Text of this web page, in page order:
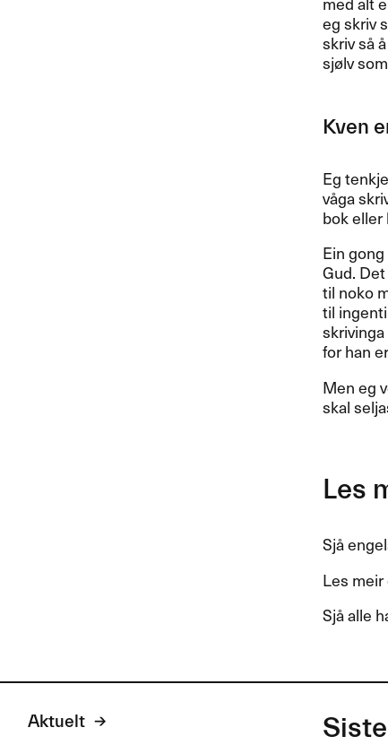
eg skriv
skriv så
sjølv
Kven
Eg
våga
bok eller
Ein
Gud.
til noko
til
for han
Men eg
skal
Les
Sjå
Les
Sjå alle
Aktuelt